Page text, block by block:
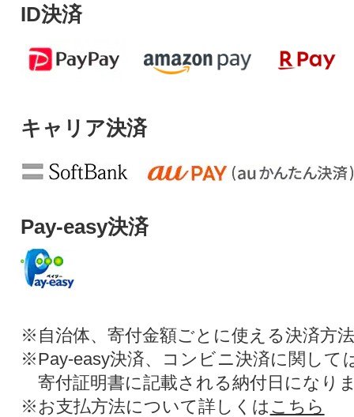
ID決済
キャリア決済
Pay-easy決済
※自治体、寄付金額ごとに使える決済方
※Pay-easy決済、コンビニ決済に関して
寄付証明書に記載される納付日になり
※お支払方法について詳しくは こちら